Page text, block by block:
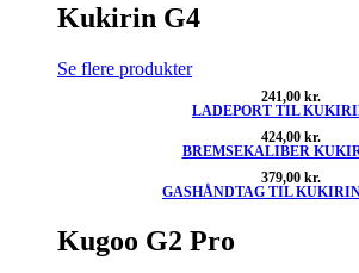
Kukirin G4
Se flere produkter
241,00 kr.
LADEPORT TIL
424,00 kr.
BREMSEKALIBER
379,00 kr.
GASHÅNDTAG TIL
Kugoo G2 Pro